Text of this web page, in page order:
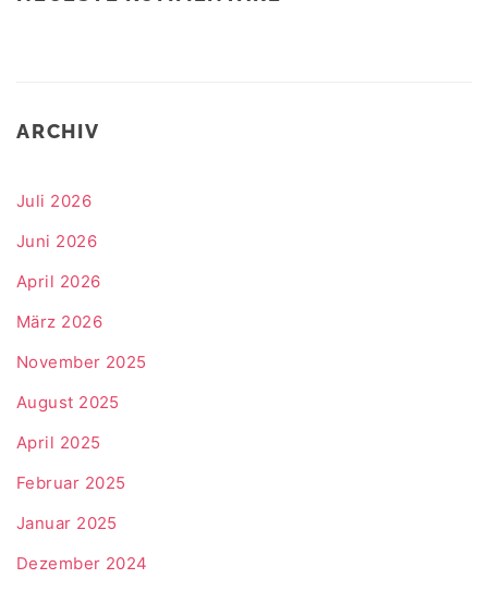
ARCHIV
Juli 2026
Juni 2026
April 2026
März 2026
November 2025
August 2025
April 2025
Februar 2025
Januar 2025
Dezember 2024